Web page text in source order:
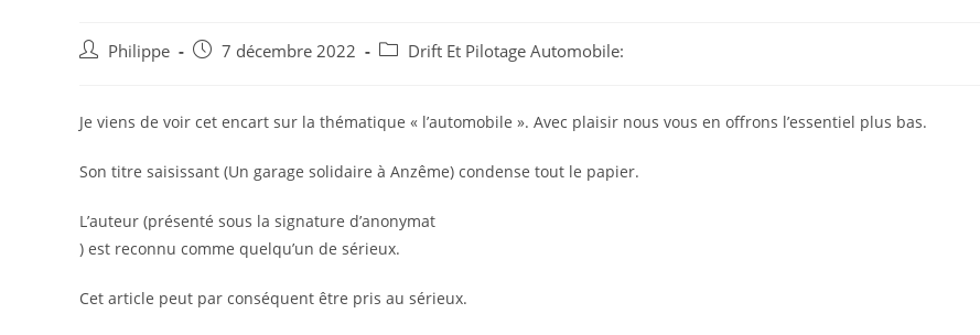
Auteur/autrice
publication :
Philippe
Post7 décembre 2022
Post Drift Et Pilotage Automobile:
Je viens de voir cet encart sur la thématique « l’automobile ». Avec plaisir nous vous en offrons l’essentiel plus bas.
Son titre saisissant (Un garage solidaire à Anzême) condense tout le papier.
L’auteur (présenté sous la signature d’anonymat
) est reconnu comme quelqu’un de sérieux.
Cet article peut par conséquent être pris au sérieux.